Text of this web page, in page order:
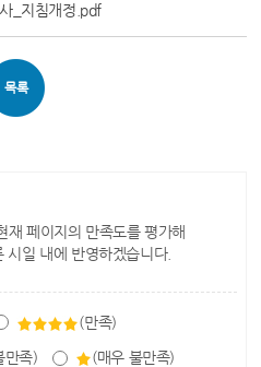
_지침개정.pdf
목록
재 페이지의 만족도를 평가해
시일 내에 반영하겠습니다.
(만족)
만족) (매우 불만족)